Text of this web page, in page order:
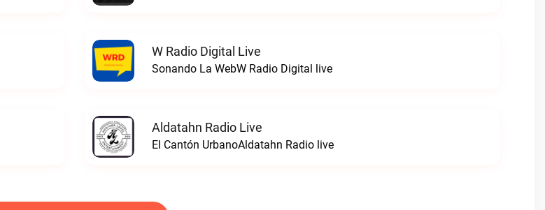
W Radio Digital Live
Sonando La WebW Radio Digital live
Aldatahn Radio Live
El Cantón UrbanoAldatahn Radio live